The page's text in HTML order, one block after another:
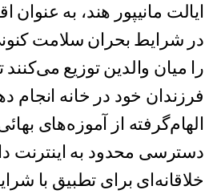
ایالت مانیپور هند، به عنوان
در شرایط بحران سلامت
را میان والدین توزیع می‌کنند
فرزندان خود در خانه
الهام‌گرفته از آموزه‌های
دسترسی محدود به اینترنت
خلاقانه‌ای برای تطبیق با